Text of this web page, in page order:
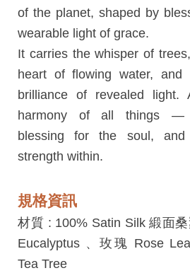
台
服
務
條
款
工
藝
品
上
架
規
範
of the planet, shaped by
wearable light of grace.
It carries the whisper of
heart of flowing water, and
brilliance of revealed light.
harmony of all things —
blessing for the soul,
strength within.
規格資訊
材質 : 100% Satin Silk 緞面
Eucalyptus 、玫瑰 Rose
Tea Tree